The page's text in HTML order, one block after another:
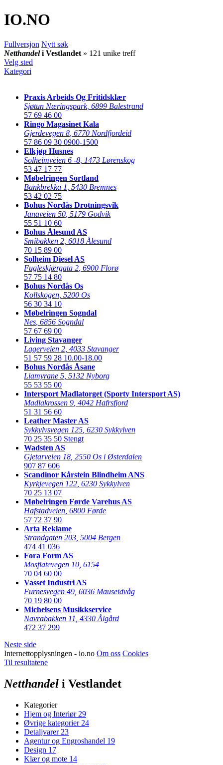
IO.NO
Fullversjon Nytt søk
Netthandeli Vestlandet » 121 unike treff
Velg sted
Kategori
Praxis Arbeids Og Fritidsklær
Sjøtun Næringspark, 6899 Balestrand
57 69 46 00
Ringo Magasinet Kala
Gjerdevegen 8 6770 Nordfjordeid
57 86 09 30 0900-1500
Elkjøp Husnes
Solheimveien 6 -8 1473 Lørenskog
53 47 17 77
Møbelringen Sortland
Bankbrekka 1 5430 Bremnes
53 42 02 75
Bohus Nordås Drotningsvik
Janaveien 50 5179 Godvik
55 51 10 60
Bohus Ålesund AS
Smibakken 2 6018 Ålesund
70 15 89 00
Solheim Diesel AS
Fugleskjærgata 2 6900 Florø
57 75 14 80
Bohus Nordås Os
Kollskogen 5200 Os
56 30 34 10
Møbelringen Sogndal
Nes 6856 Sogndal
57 67 69 00
Living Stavanger
Lagerveien 2 4033 Stavanger
51 57 59 28 10.00-18.00
Bohus Nordås Åsane
Liamyrane 5 5132 Nyborg
55 53 55 00
Intersport Madlatorget (Sporty Intersport AS)
Madlakrossen 9 4042 Hafrsfjord
51 31 56 60
Leather Master AS
Sykkylvsvegen 125 6230 Sykkylven
70 25 35 50 Stengt
Wadsten AS
Gjetarveien 18 2550 Os i Østerdalen
907 87 606
Scandinor Kårstein Blindheim ANS
Kyrkjevegen 122 6230 Sykkylven
70 25 13 07
Møbelringen Førde Varehus AS
Hafstadveien 6800 Førde
57 72 37 90
Arta Reklame
Strandgaten 203 5004 Bergen
474 41 036
Fora Form AS
Mosflatevegen 10 6154
70 04 60 00
Vasset Industri AS
Furnesvegen 49 6036 Mauseidvåg
70 19 80 00
Michelsens Musikkservice
Navrabakken 11 4330 Ålgård
472 37 299
Neste side
Internettopplysningen - io.no Om oss Cookies
Til resultatene
Netthandel i Vestlandet
Kategorier
Hjem og Interiør 29
Øvrige kategorier 24
Detaljvarer 23
Agentur og Engroshandel 19
Design 17
Klær og mote 14